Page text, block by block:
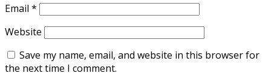
Email *
Website
Save my name, email, and website in this browser for
the next time I comment.